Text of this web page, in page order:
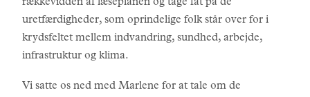
rækkevidden af læseplanen og tage fat på de
uretfærdigheder, som oprindelige folk står over for i
krydsfeltet mellem indvandring, sundhed, arbejde,
infrastruktur og klima.
Vi satte os ned med Marlene for at tale om de